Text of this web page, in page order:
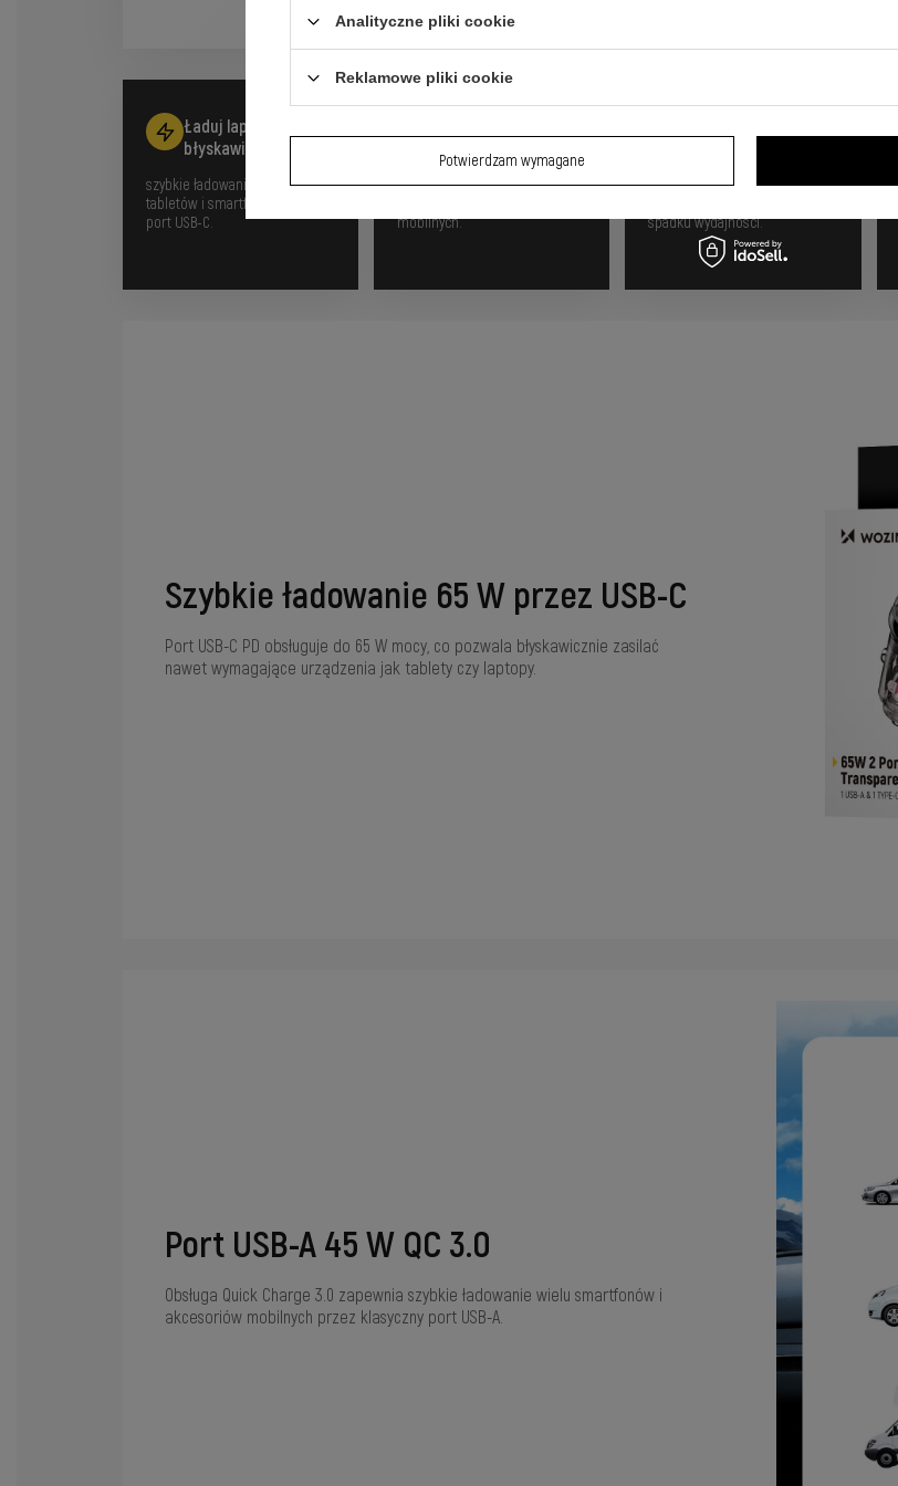
Ładuj laptopy
błyskawicznie
szybkie ładowanie laptopów,
tabletów i smartfonów przez
port USB-C.
jednocześnie
obsługa szybkiego ładowania
mobilnych.
możliwość jednoczesnego
spadku wydajności.
Szybkie ładowanie 65 W przez USB-C
Port USB-C PD obsługuje do 65 W mocy, co pozwala błyskawicznie zasilać
nawet wymagające urządzenia jak tablety czy laptopy.
Port USB-A 45 W QC 3.0
Obsługa Quick Charge 3.0 zapewnia szybkie ładowanie wielu smartfonów i
akcesoriów mobilnych przez klasyczny port USB-A.
Analityczne pliki cookie
Reklamowe pliki cookie
Potwierdzam wymagane